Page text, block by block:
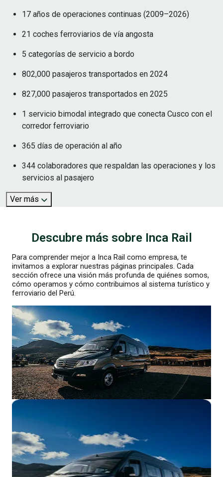
17 años de operaciones continuas (2009–2026)
21 coches ferroviarios de vía angosta
5 categorías de servicio a bordo
802,000 pasajeros transportados en 2024
827,000 pasajeros transportados en 2025
1 servicio bimodal integrado que conecta Cusco con el
corredor ferroviario
365 días de operación al año
344 colaboradores que respaldan las operaciones y los
servicios al pasajero
Ver más
Descubre más sobre Inca Rail
Para comprender mejor a Inca Rail como empresa, te
invitamos a explorar nuestras páginas principales. Cada
sección ofrece una visión más profunda de quiénes somos,
cómo operamos y cómo contribuimos al sistema turístico y
ferroviario del Perú.